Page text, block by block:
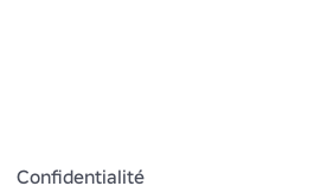
Confidentialité